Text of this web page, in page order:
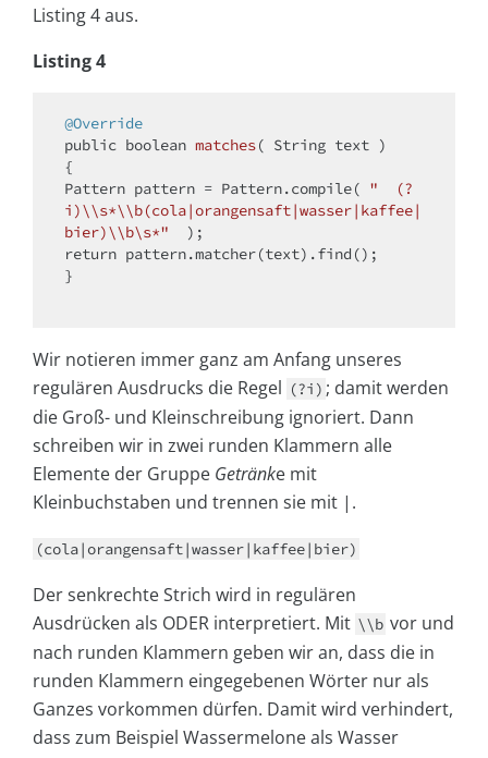
Listing 4 aus.
Listing 4
@Override
public boolean matches( String text )
{
Pattern pattern = Pattern.compile( "  (?
i)\\s*\\b(cola|orangensaft|wasser|kaffee|
bier)\\b\s*"
return pattern.matcher(text).find();
}
Wir notieren immer ganz am Anfang unseres
regulären Ausdrucks die Regel (?i) ; damit werden
die Groß- und Kleinschreibung ignoriert. Dann
schreiben wir in zwei runden Klammern alle
Elemente der Gruppe Getränke mit
Kleinbuchstaben und trennen sie mit |.
(cola|orangensaft|wasser|kaffee|bier)
Der senkrechte Strich wird in regulären
Ausdrücken als ODER interpretiert. Mit \\b vor und
nach runden Klammern geben wir an, dass die in
runden Klammern eingegebenen Wörter nur als
Ganzes vorkommen dürfen. Damit wird verhindert,
dass zum Beispiel Wassermelone als Wasser